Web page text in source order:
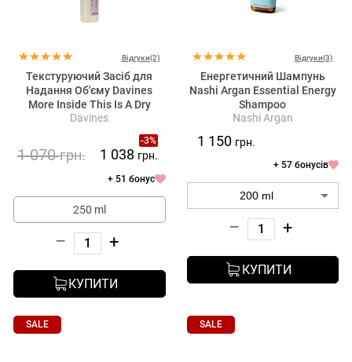
Відгуки(2)
Текстуруючий Засіб для
Надання Об'єму Davines
More Inside This Is A Dry
Texturizer
Davines
-3%
1 070грн. 1 038 грн.
+ 51 бонус
250 ml
– +
КУПИТИ
Відгуки(3)
Енергетичний Шампунь
Nashi Argan Essential Energy
Shampoo
Nashi Argan
1 150 грн.
+ 57 бонусів
– +
КУПИТИ
SALE SALE